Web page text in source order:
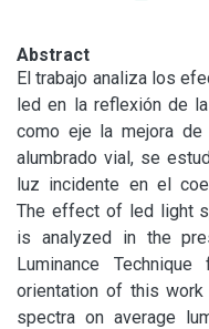
Abstract
El trabajo analiza los
led en la reflexión de
como eje la mejora de
alumbrado vial, se
luz incidente en el
asimilable al “grado
resultados obtenidos
espectral” en la
calzadas analizadas,
aledañas a la ciudad
The effect of led light
is analyzed in the
Luminance
orientation of this
spectra on average